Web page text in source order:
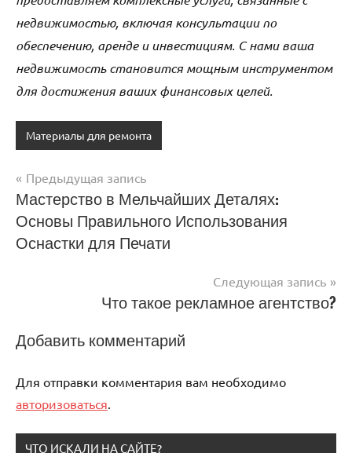
недвижимостью, включая консультации по
обеспечению, аренде и инвестициям. С нами ваша
недвижимость становится мощным инструментом
для достижения ваших финансовых целей.
Материалы для ремонта
Навигация
по
записям
Предыдущая запись
Мастерство в Мельчайших Деталях:
Основы Правильного Использования
Оснастки для Печати
Следующая запись
Что такое рекламное агентство?
Добавить комментарий
Для отправки комментария вам необходимо
авторизоваться
ЧТО ИСКАЛИ НА САЙТЕ?